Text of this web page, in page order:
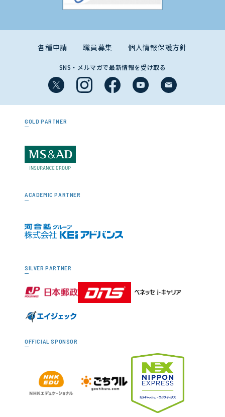
各種申請 職員募集 個人情報保護方針
SNS・メルマガで最新情報を受け取る
GOLD PARTNER
ACADEMIC PARTNER
SILVER PARTNER
OFFICIAL SPONSOR